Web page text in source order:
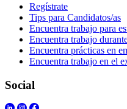
Regístrate
Tips para Candidatos/as
Encuentra trabajo para
Encuentra trabajo
Encuentra prácticas en
Encuentra trabajo en el
Social